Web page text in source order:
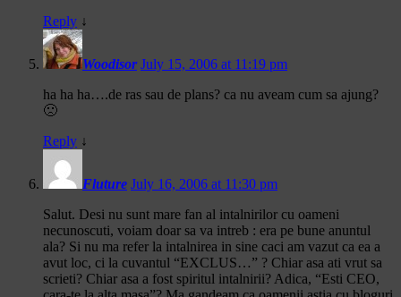
Reply ↓
Woodisor July 15, 2006 at 11:19 pm
ha ha ha….de ras sau de plans? ca nu aveam cum sa ajung?
🙁
Reply ↓
Fluture July 16, 2006 at 11:30 pm
Salut. Desi nu sunt mare fan al intalnirilor cu oameni
necunoscuti, voiam doar sa va intreb : era pe bune anuntul
ala? Si nu ma refer la intalnirea in sine caci am vazut ca ea a
avut loc, ci la cuvantul “EXCLUS…” ? Chiar asa ati vrut sa
scrieti? Chiar asa a fost spiritul intalnirii? Adica, “Esti CEO,